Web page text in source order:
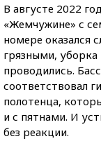
В августе 2022
«Жемчужине» с
номере оказался
грязными, уборка
проводились.
соответствовал
полотенца,
и с пятнами. И
без реакции.